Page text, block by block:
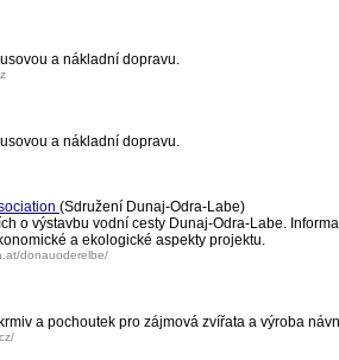
a nákladní dopravu.
a nákladní dopravu.
(Sdružení Dunaj-Odra-Labe)
o výstavbu vodní cesty Dunaj-Odra-Labe.
a ekologické aspekty projektu.
donauoderelbe/
a pochoutek pro zájmová zvířata a výroba